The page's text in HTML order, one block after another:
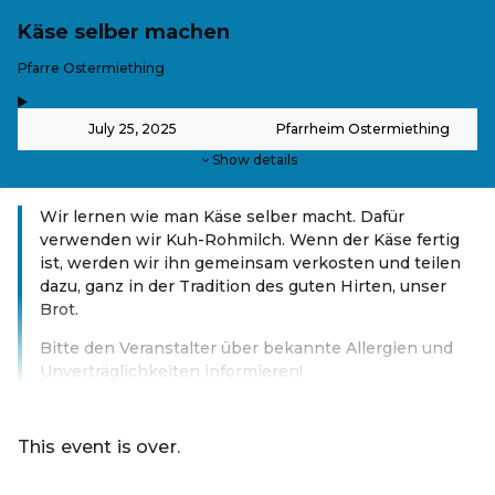
Käse selber machen
-
Pfarre Ostermiething
July 25, 2025 Pfarrheim Ostermiething
Show details
Wir lernen wie man Käse selber macht. Dafür
verwenden wir Kuh-Rohmilch. Wenn der Käse fertig
ist, werden wir ihn gemeinsam verkosten und teilen
dazu, ganz in der Tradition des guten Hirten, unser
Brot.
Bitte den Veranstalter über bekannte Allergien und
Unverträglichkeiten informieren!
This event is over.